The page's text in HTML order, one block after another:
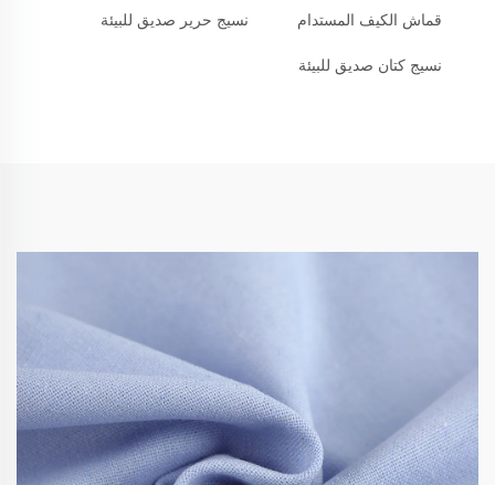
قماش الكيف المستدام نسيج حرير صديق للبيئة
نسيج كتان صديق للبيئة